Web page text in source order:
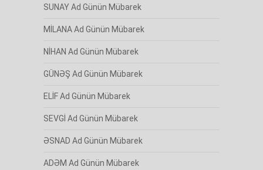
SUNAY Ad Günün Mübarek
MİLANA Ad Günün Mübarek
NİHAN Ad Günün Mübarek
GÜNƏŞ Ad Günün Mübarek
ELİF Ad Günün Mübarek
SEVGİ Ad Günün Mübarek
ƏSNAD Ad Günün Mübarek
ADƏM Ad Günün Mübarek